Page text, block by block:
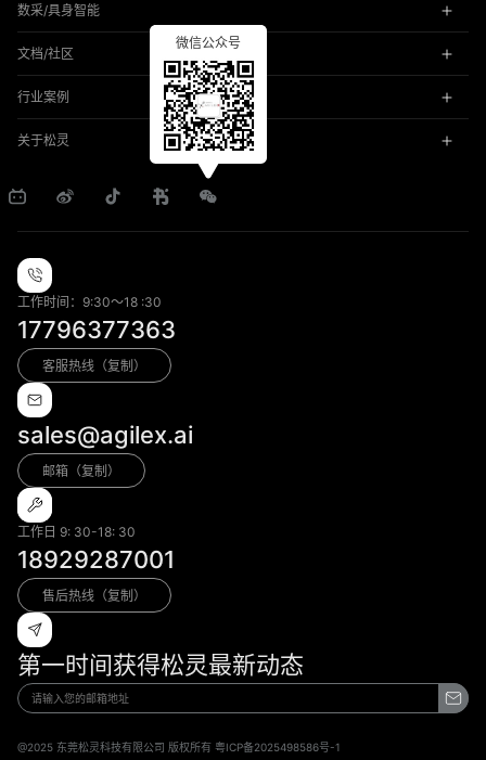
数采/具身智能
文档/社区
行业案例
关于松灵
微信公众号
工作时间：9:30～18 :30
17796377363
客服热线（复制）
sales@agilex.ai
邮箱（复制）
工作日 9: 30-18: 30
18929287001
售后热线（复制）
第一时间获得松灵最新动态
@2025 东莞松灵科技有限公司 版权所有 粤ICP备2025498586号-1